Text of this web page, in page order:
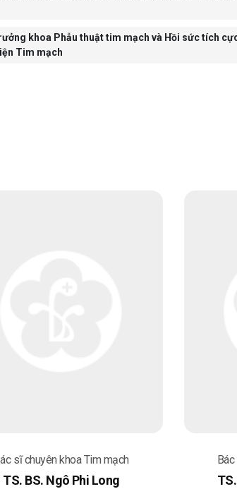
khoa Phẫu thuật tim mạch và Hồi sức tích
Tim mạch
sĩ chuyên khoa Tim mạch
TS. BS. Ngô Phi Long